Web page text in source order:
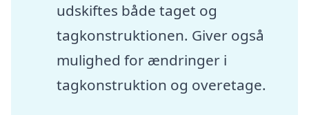
udskiftes både taget og
tagkonstruktionen. Giver også
mulighed for ændringer i
tagkonstruktion og overetage.